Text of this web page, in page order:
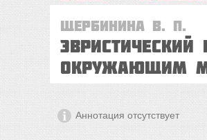
Щербинина В. П.
окружающим
Аннотация отсутствует